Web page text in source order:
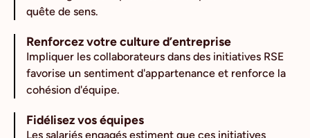
quête de sens.
Renforcez votre culture d’entreprise
Impliquer les collaborateurs dans des initiatives RSE
favorise un sentiment d'appartenance et renforce la
cohésion d'équipe.
Fidélisez vos équipes
Les salariés engagés estiment que ces initiatives